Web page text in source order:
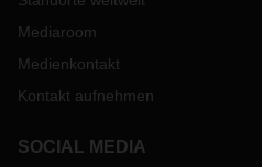
Mediaroom
Medienkontakt
Kontakt aufnehmen
SOCIAL MEDIA